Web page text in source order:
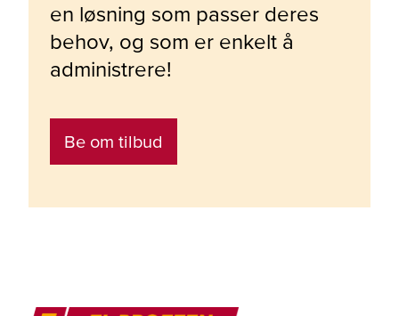
en løsning som passer deres
behov, og som er enkelt å
administrere!
Be om tilbud